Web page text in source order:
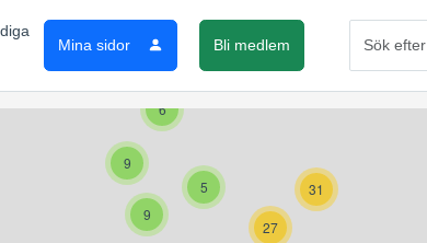
Mina sidor Bli medlem
6
9
31
5
27
9